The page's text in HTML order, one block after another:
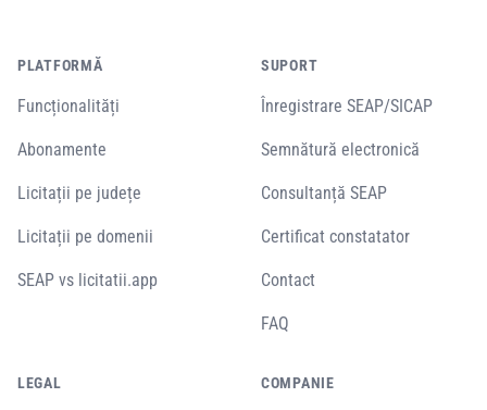
PLATFORMĂ
Funcționalități
Abonamente
Licitații pe județe
Licitații pe domenii
SEAP vs licitatii.app
SUPORT
Înregistrare SEAP/SICAP
Semnătură electronică
Consultanță SEAP
Certificat constatator
Contact
FAQ
LEGAL COMPANIE